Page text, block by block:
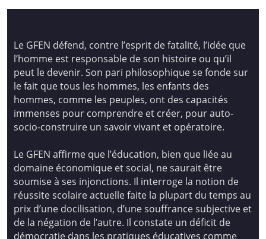
Le GFEN défend, contre l’esprit de fatalité, l’idée que
l’homme est responsable de son histoire ou qu’il
peut le devenir. Son pari philosophique se fonde sur
le fait que tous les hommes, les enfants des
hommes, comme les peuples, ont des capacités
immenses pour comprendre et créer, pour auto-
socio-construire un savoir vivant et opératoire.
Le GFEN affirme que l’éducation, bien que liée au
domaine économique et social, ne saurait être
soumise à ses injonctions. Il interroge la notion de
réussite scolaire actuelle faite la plupart du temps au
prix d’une docilisation, d’une souffrance subjective et
de la négation de l’autre. Il constate un déficit de
démocratie dans les pratiques éducatives comme